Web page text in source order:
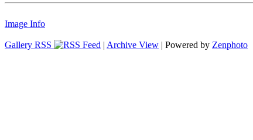
Image Info
Gallery RSS | Archive View | Powered by Zenphoto